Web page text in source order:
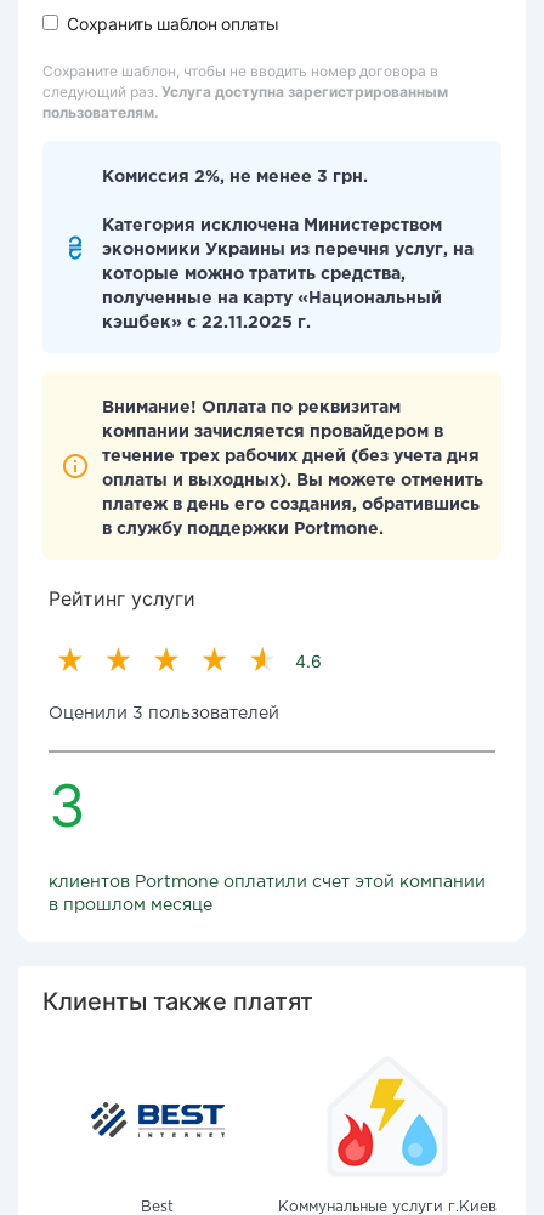
Сохранить шаблон оплаты
Сохраните шаблон, чтобы не вводить номер договора в
следующий раз. Услуга доступна зарегистрированным
пользователям.
Комиссия 2%, не менее 3 грн.
Категория исключена Министерством
экономики Украины из перечня услуг, на
которые можно тратить средства,
полученные на карту «Национальный
кэшбек» с 22.11.2025 г.
Внимание! Оплата по реквизитам
компании зачисляется провайдером в
течение трех рабочих дней (без учета дня
оплаты и выходных). Вы можете отменить
платеж в день его создания, обратившись
в службу поддержки Portmone.
Рейтинг услуги
4.6
Оценили 3 пользователей
3
клиентов Portmone оплатили счет этой компании
в прошлом месяце
Клиенты также платят
Best
Коммунальные услуги г.Киев